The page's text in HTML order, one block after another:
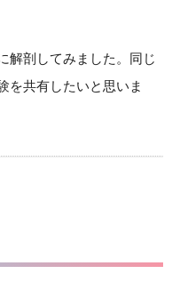
解剖してみました。同じ
を共有したいと思いま